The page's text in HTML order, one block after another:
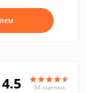
4.5 34 оценки